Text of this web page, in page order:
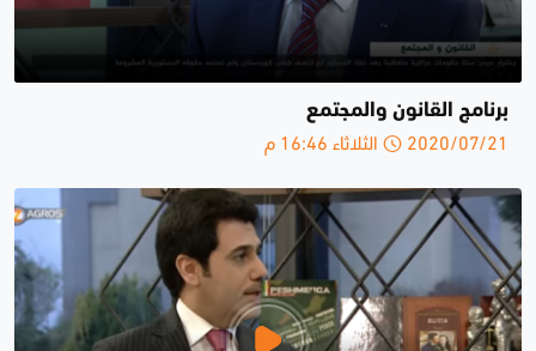
برنامج القانون والمجتمع
2020/07/21 الثلاثاء 16:46 م